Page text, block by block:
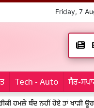
Friday, 7
Tech - Auto ਸੈਰ-
ਹੋਏ ਤਾਂ ਖਾੜੀ ਊਰਜਾ ਬੁਨਿਆਦੀ